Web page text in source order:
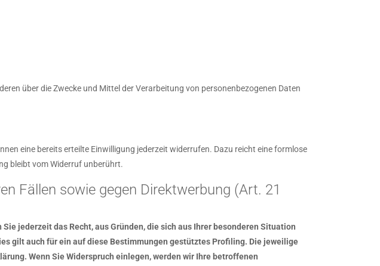
über die Zwecke und Mittel der Verarbeitung von personenbezogenen Daten
eine bereits erteilte Einwilligung jederzeit widerrufen. Dazu reicht eine formlose
bleibt vom Widerruf unberührt.
Fällen sowie gegen Direktwerbung (Art. 21
jederzeit das Recht, aus Gründen, die sich aus Ihrer besonderen Situation
gilt auch für ein auf diese Bestimmungen gestütztes Profiling. Die jeweilige
Wenn Sie Widerspruch einlegen, werden wir Ihre betroffenen